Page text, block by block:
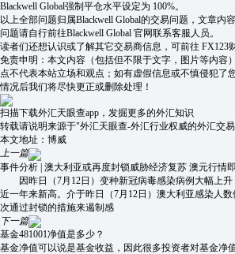
Blackwell Global强制平仓水平设定为 100%。
以上全部问题归属Blackwell Global的交易问题，文章内
问题请自行前往Blackwell Global 官网联系客服人员。
读者们还想认识或了解其它交易商信息，可前往 FX123
免责申明：本文内容（包括但不限于文字，图片等内容
点不代表本站立场和观点；如有虚假信息或不慎侵犯了
情况后我们将尽快更正或删除处理！
扫描下载外汇天眼查app，发掘更多的外汇知识
转载请说明来源于"外汇天眼查-外汇行业权威的外汇交
本文地址： 博威
上一篇
事件分析 | 澳大利亚或再度封锁威胁经济复苏 澳元行情
因昨日（7月12日）变种新冠病毒感染病例大幅上升
近一年来新高。介于昨日（7月12日）澳大利亚感染人
次通过封锁的措施来遏制感
下一篇
基金481001净值是多少？
基金净值可以说是基金收益，因此很多投资者对基金净